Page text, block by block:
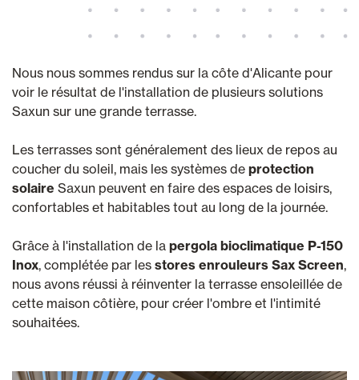
Nous nous sommes rendus sur la côte d'Alicante pour
voir le résultat de l'installation de plusieurs solutions
Saxun sur une grande terrasse.
Les terrasses sont généralement des lieux de repos au
coucher du soleil, mais les systèmes de protection
solaire Saxun peuvent en faire des espaces de loisirs,
confortables et habitables tout au long de la journée.
Grâce à l'installation de la pergola bioclimatique P-150
Inox, complétée par les stores enrouleurs Sax Screen,
nous avons réussi à réinventer la terrasse ensoleillée de
cette maison côtière, pour créer l'ombre et l'intimité
souhaitées.